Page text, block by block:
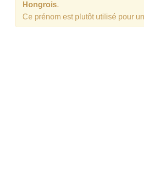
Hongrois.
Ce prénom est plutôt utilisé pour